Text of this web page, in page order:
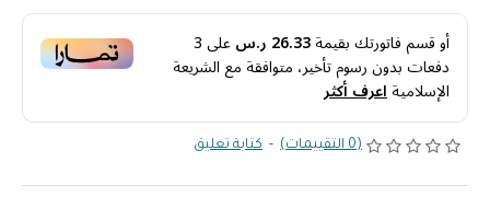
أو قسم فاتورتك بقيمة26.33 ر.س على3
دفعات بدون رسوم تأخير، متوافقة مع الشريعة
الإسلاميةاعرف أكثر
(0 التقييمات) - كتابة تعليق